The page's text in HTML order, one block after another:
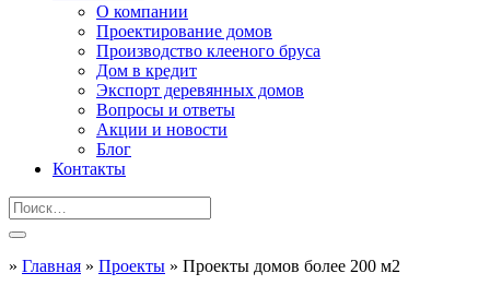
О компании
Проектирование домов
Производство клееного бруса
Дом в кредит
Экспорт деревянных домов
Вопросы и ответы
Акции и новости
Блог
Контакты
» Главная » Проекты » Проекты домов более 200 м2